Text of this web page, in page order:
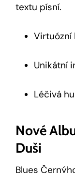
textu písní.
Virtuózní
Unikátní
Léčivá
Nové
Duši
Blues